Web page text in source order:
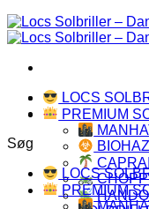
LOCS
PREMIUM
Søg
LOCS
PREMIUM